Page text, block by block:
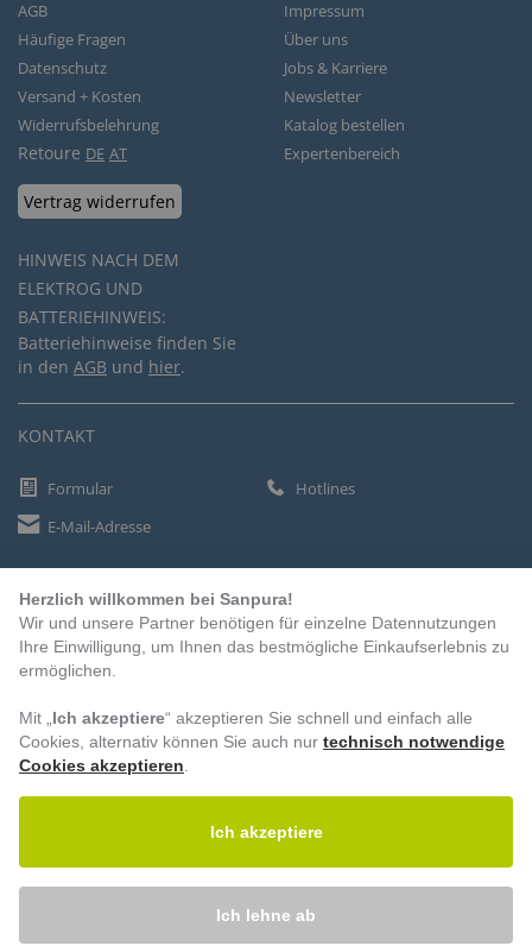
AGB
Häufige Fragen
Datenschutz
Versand + Kosten
Widerrufsbelehrung
Retoure DE AT
Vertrag widerrufen
HINWEIS NACH DEM
ELEKTROG UND
BATTERIEHINWEIS:
Batteriehinweise finden Sie
in den AGB und hier.
Impressum
Über uns
Jobs & Karriere
Newsletter
Katalog bestellen
Expertenbereich
KONTAKT
Formular
Hotlines
E-Mail-Adresse
ZAHLUNGSARTEN
Vorkasse
BESUCHEN SIE UNS
Herzlich willkommen bei Sanpura!
Wir und unsere Partner benötigen für einzelne Datennutzungen
Ihre Einwilligung, um Ihnen das bestmögliche Einkaufserlebnis zu
ermöglichen.
Mit „ Ich akzeptiere“ akzeptieren Sie schnell und einfach alle
Cookies, alternativ können Sie auch nur technisch notwendige
Cookies akzeptieren
Ich akzeptiere
Ich lehne ab